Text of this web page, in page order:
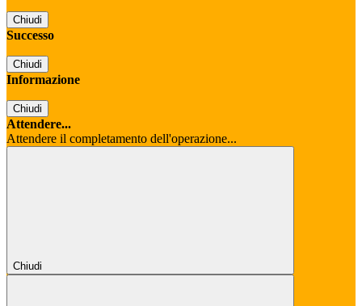
Chiudi
Successo
Chiudi
Informazione
Chiudi
Attendere...
Attendere il completamento dell'operazione...
Chiudi